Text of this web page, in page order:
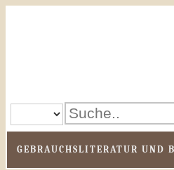
GEBRAUCHSLITERATUR UND